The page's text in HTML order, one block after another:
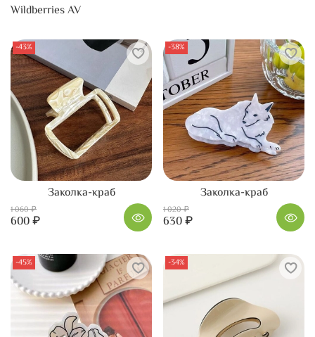
-43%
Заколка-краб
1 060 ₽
600 ₽
-38%
Заколка-краб
1 020 ₽
630 ₽
-45% -34%
Wildberries AV